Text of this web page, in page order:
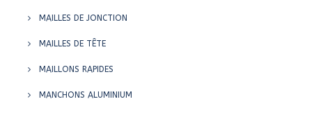
MAILLES DE JONCTION
MAILLES DE TÊTE
MAILLONS RAPIDES
MANCHONS ALUMINIUM